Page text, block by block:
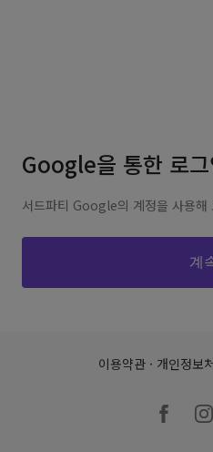
Google을 통한 로그
서드파티 Google의 계정을 사용해
이용약관 · 개인정보